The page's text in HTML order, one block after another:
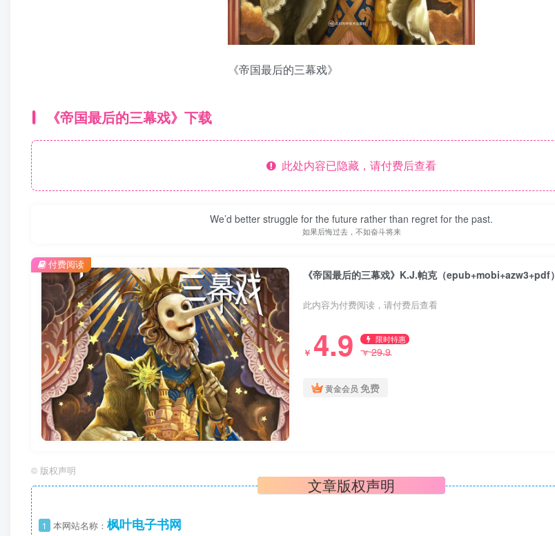
《帝国最后的三幕戏》
《帝国最后的三幕戏》下载
此处内容已隐藏，请付费后查看
We’d better struggle for the future rather than regret for the past.
如果后悔过去，不如奋斗将来
《帝国最后的三幕戏》K.J.帕克（epub+mobi+azw3+pdf）
此内容为付费阅读，请付费后查看
￥ 4.9 限时特惠
￥29.9
黄金会员 免费
付费阅读
© 版权声明
文章版权声明
1 本网站名称： 枫叶电子书网